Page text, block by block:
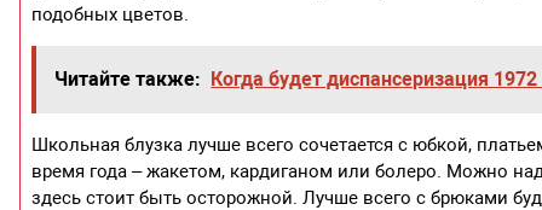
подобных цветов.
Читайте также: Когда будет диспансеризация 1972
Школьная блузка лучше всего сочетается с юбкой,
время года – жакетом, кардиганом или болеро. Можно
здесь стоит быть осторожной. Лучше всего с брюками